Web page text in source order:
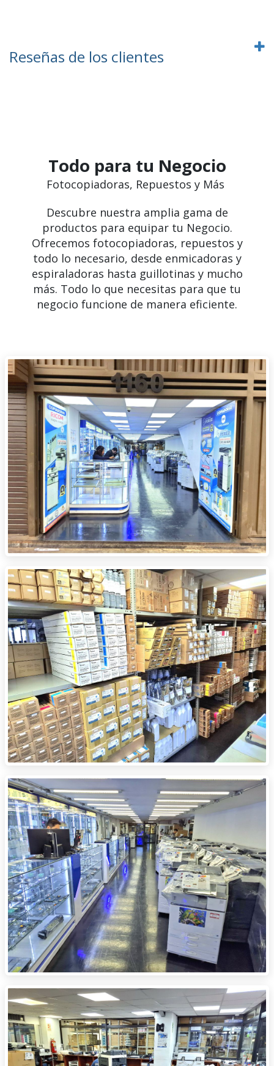
Reseñas de los clientes
Todo para tu Negocio
Fotocopiadoras, Repuestos y Más
Descubre nuestra amplia gama de
productos para equipar tu Negocio.
Ofrecemos fotocopiadoras, repuestos y
todo lo necesario, desde enmicadoras y
espiraladoras hasta guillotinas y mucho
más. Todo lo que necesitas para que tu
negocio funcione de manera eficiente.